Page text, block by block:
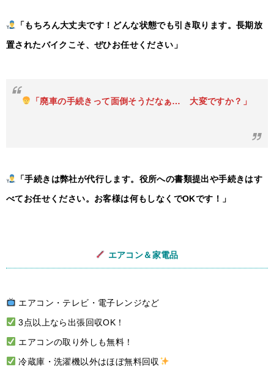
「もちろん大丈夫です！どんな状態でも引き取ります。長期放
置されたバイクこそ、ぜひお任せください」
「廃車の手続きって面倒そうだなぁ… 大変ですか？」
「手続きは弊社が代行します。役所への書類提出や手続きはす
べてお任せください。お客様は何もしなくでOKです！」
エアコン＆家電品
エアコン・テレビ・電子レンジなど
3点以上なら出張回収OK！
エアコンの取り外しも無料！
冷蔵庫・洗濯機以外はほぼ無料回収